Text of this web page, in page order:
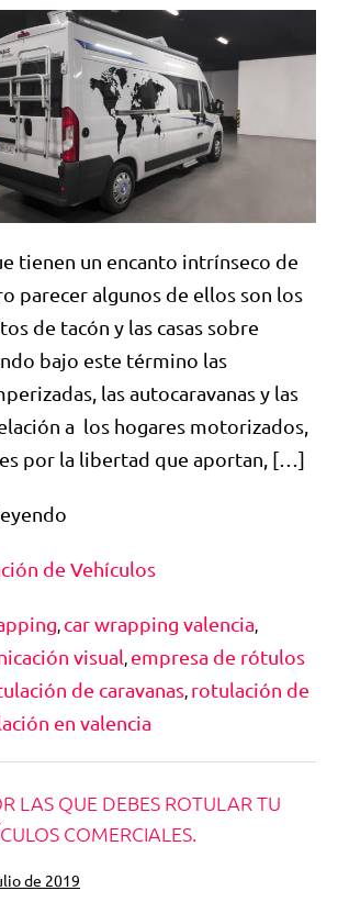
tienen un encanto intrínseco de
parecer algunos de ellos son los
de tacón y las casas sobre
bajo este término las
las autocaravanas y las
a los hogares motorizados,
por la libertad que aportan, […]
de Vehículos
, car wrapping valencia,
visual, empresa de rótulos
de caravanas, rotulación de
en valencia
LAS QUE DEBES ROTULAR TU
COMERCIALES.
de 2019